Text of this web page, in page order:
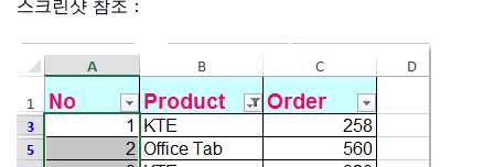
스크린샷 참조：